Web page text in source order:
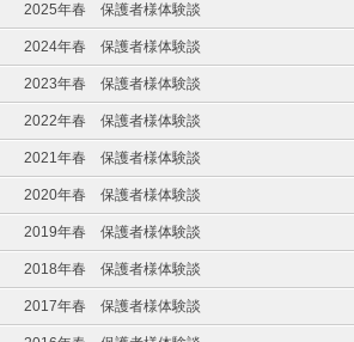
2025年春 保護者様体験談
2024年春 保護者様体験談
2023年春 保護者様体験談
2022年春 保護者様体験談
2021年春 保護者様体験談
2020年春 保護者様体験談
2019年春 保護者様体験談
2018年春 保護者様体験談
2017年春 保護者様体験談